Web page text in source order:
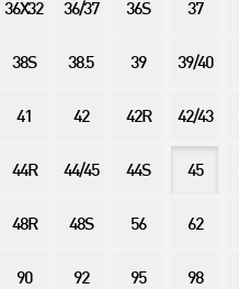
36X32 36/37 36S 37
38S 38.5 39 39/40
41 42 42R 42/43
44R 44/45 44S 45
48R 48S 56 62
90 92 95 98